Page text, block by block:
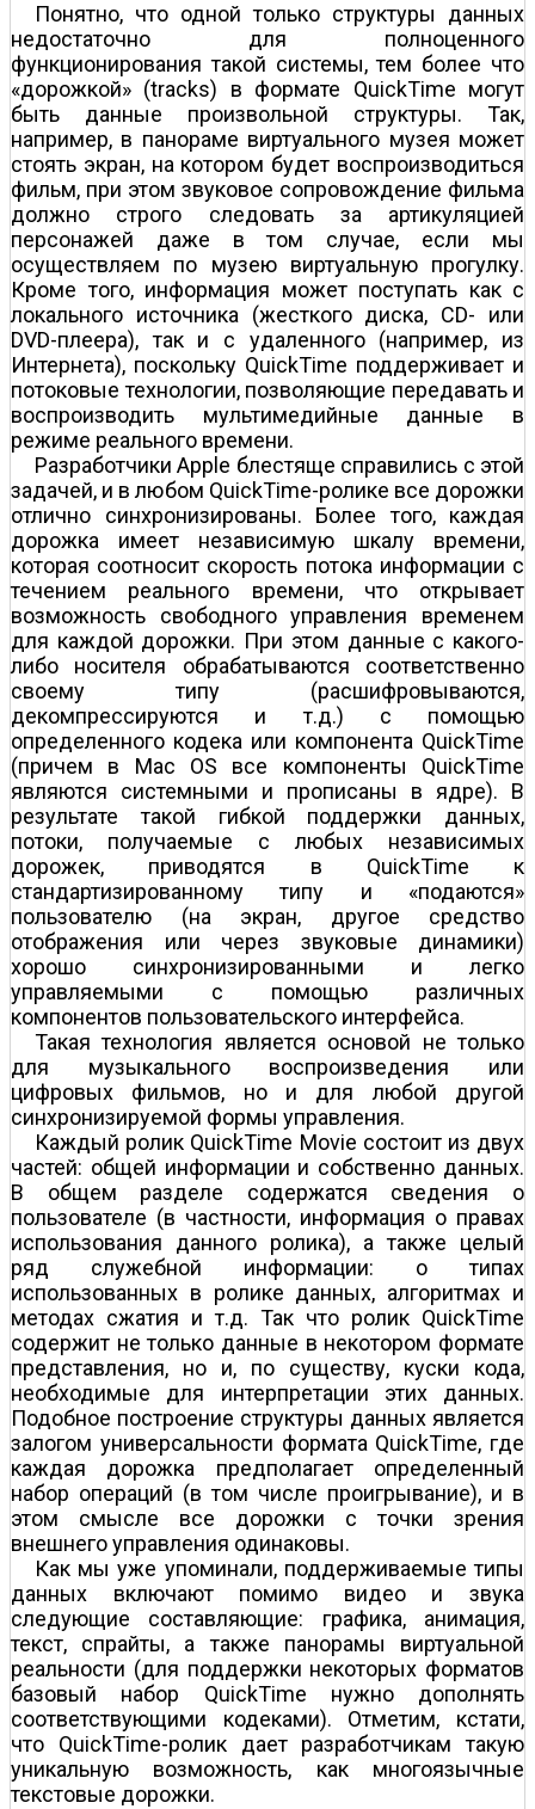
Понятно, что одной только структуры данных
недостаточно для полноценного
функционирования такой системы, тем более что
«дорожкой» (tracks) в формате QuickTime могут
быть данные произвольной структуры. Так,
например, в панораме виртуального музея может
стоять экран, на котором будет воспроизводиться
фильм, при этом звуковое сопровождение фильма
должно строго следовать за артикуляцией
персонажей даже в том случае, если мы
осуществляем по музею виртуальную прогулку.
Кроме того, информация может поступать как с
локального источника (жесткого диска, CD- или
DVD-плеера), так и с удаленного (например, из
Интернета), поскольку QuickTime поддерживает и
потоковые технологии, позволяющие передавать и
воспроизводить мультимедийные данные в
режиме реального времени.
Разработчики Apple блестяще справились с этой
задачей, и в любом QuickTime-ролике все дорожки
отлично синхронизированы. Более того, каждая
дорожка имеет независимую шкалу времени,
которая соотносит скорость потока информации с
течением реального времени, что открывает
возможность свободного управления временем
для каждой дорожки. При этом данные с какого-
либо носителя обрабатываются соответственно
своему типу (расшифровываются,
декомпрессируются и т.д.) с помощью
определенного кодека или компонента QuickTime
(причем в Mac OS все компоненты QuickTime
являются системными и прописаны в ядре). В
результате такой гибкой поддержки данных,
потоки, получаемые с любых независимых
дорожек, приводятся в QuickTime к
стандартизированному типу и «подаются»
пользователю (на экран, другое средство
отображения или через звуковые динамики)
хорошо синхронизированными и легко
управляемыми с помощью различных
компонентов пользовательского интерфейса.
Такая технология является основой не только
для музыкального воспроизведения или
цифровых фильмов, но и для любой другой
синхронизируемой формы управления.
Каждый ролик QuickTime Movie состоит из двух
частей: общей информации и собственно данных.
В общем разделе содержатся сведения о
пользователе (в частности, информация о правах
использования данного ролика), а также целый
ряд служебной информации: о типах
использованных в ролике данных, алгоритмах и
методах сжатия и т.д. Так что ролик QuickTime
содержит не только данные в некотором формате
представления, но и, по существу, куски кода,
необходимые для интерпретации этих данных.
Подобное построение структуры данных является
залогом универсальности формата QuickTime, где
каждая дорожка предполагает определенный
набор операций (в том числе проигрывание), и в
этом смысле все дорожки с точки зрения
внешнего управления одинаковы.
Как мы уже упоминали, поддерживаемые типы
данных включают помимо видео и звука
следующие составляющие: графика, анимация,
текст, спрайты, а также панорамы виртуальной
реальности (для поддержки некоторых форматов
базовый набор QuickTime нужно дополнять
соответствующими кодеками). Отметим, кстати,
что QuickTime-ролик дает разработчикам такую
уникальную возможность, как многоязычные
текстовые дорожки.